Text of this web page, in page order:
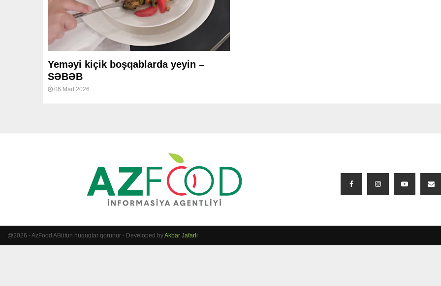
Yeməyi kiçik boşqablarda yeyin –
SƏBƏB
06 Mart 2026
@2026 - AzFood ABütün hüquqlar qorunur - Developed byAkbar Jafarli